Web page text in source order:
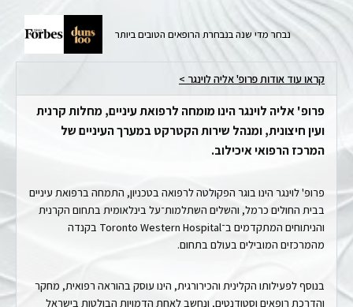
קראו עוד אודות פרופ' אליה לוינגר >
פרופ' אליה לוינגר הינו מומחה לרפואת עיניים, מחלות קרנית
ועין חיצונית, ומנהל שירות הקטרקט במערך העיניים של
המרכז הרפואי איכילוב.
פרופ' לוינגר הינו בוגר הפקולטה לרפואה בטכניון, התמחה ברפואת עיניים
בבית החולים כרמל, והשלים השתלמות־על בינלאומית בתחום הקרנית
והניתוחים המתקדמים ב־Toronto Western Hospital בקנדה
מהמרכזים המובילים בעולם בתחום.
בנוסף לפעילותו הקלינית והכירורגית, הינו עוסק בהוראה רפואית, מחקר
והדרכת רופאים וסטודנטים, ונחשב לאחת הדמויות הבולטות בישראל
נבחר מדי שנה בנבחרת הרופאים הטובים ביותר